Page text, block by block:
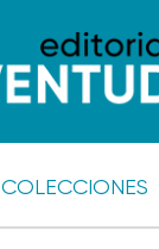
COLECCIONES